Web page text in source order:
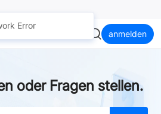
anmelden
oder Fragen stellen.
Error